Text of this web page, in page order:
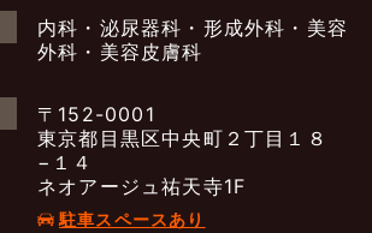
内科・泌尿器科・形成外科・美容
外科・美容皮膚科
〒152-0001
東京都目黒区中央町２丁目１８
−１４
ネオアージュ祐天寺1F
駐車スペースあり